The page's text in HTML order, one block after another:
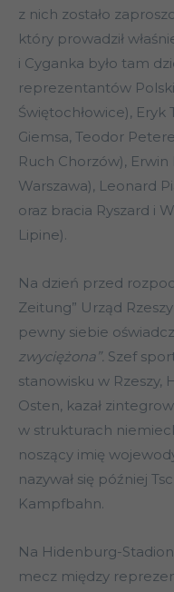
z nich zostało
który prowadził
i Cyganka było tam
reprezentantów
Świętochłowice),
Giemsa, Teodor
Ruch Chorzów),
Warszawa), Leonard
oraz bracia Ryszard i
Lipine).
Na dzień przed
Zeitung” Urząd
pewny siebie
zwyciężona”. Szef
stanowisku w Rzeszy,
Osten, kazał
w strukturach
noszący imię
nazywał się później
Kampfbahn.
Na Hidenburg-
mecz między